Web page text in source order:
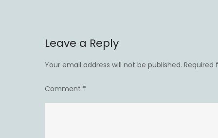
Leave a Reply
Your email address will not be published. Required
Comment *